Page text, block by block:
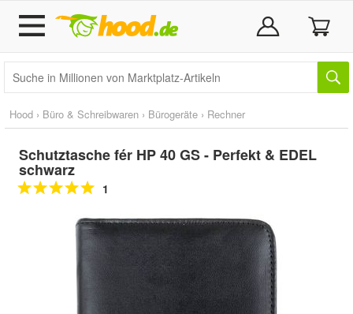
Hood › Büro & Schreibwaren › Bürogeräte › Rechner
Schutztasche fér HP 40 GS - Perfekt & EDEL
schwarz
1